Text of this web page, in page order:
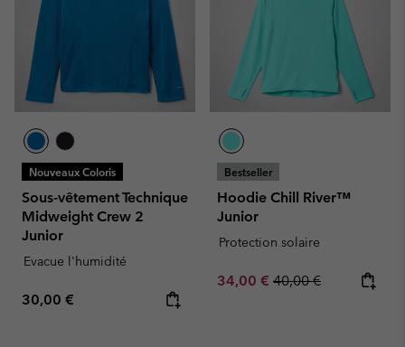
Nouveaux Coloris
Sous-vêtement Technique
Midweight Crew 2
Junior
Evacue l'humidité
Regular price:
30,00 €
Bestseller
Hoodie Chill River™
Junior
Protection solaire
Sale price:
34,00 € Regular price:
40,00 €